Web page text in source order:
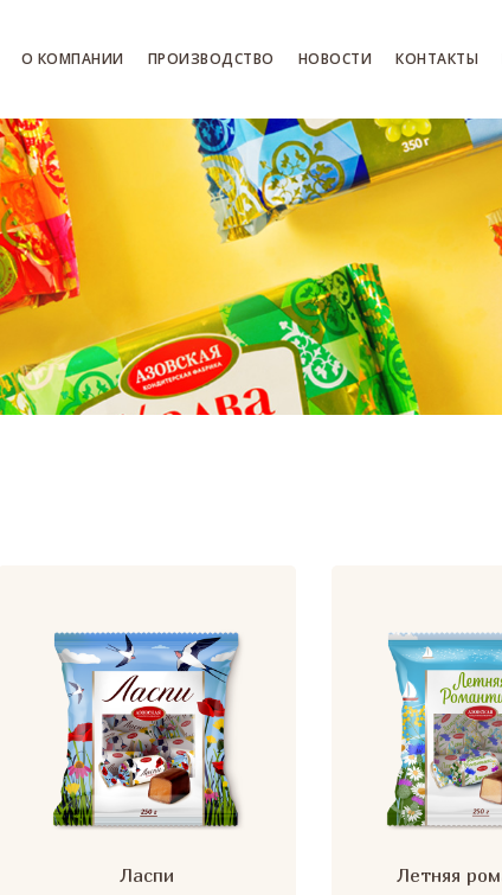
О КОМПАНИИ ПРОИЗВОДСТВО НОВОСТИ КОНТАКТЫ
Ласпи Летняя